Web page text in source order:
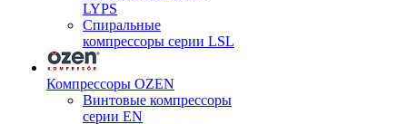
LYPS
Спиральные
компрессоры серии LSL
Компрессоры OZEN
Винтовые компрессоры
серии EN